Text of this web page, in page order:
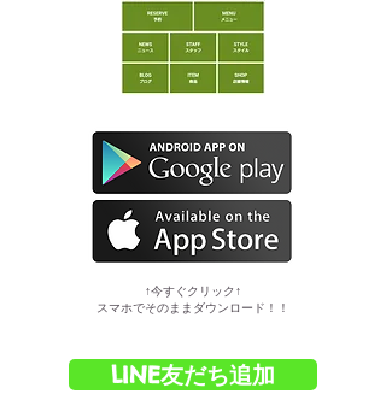
​↑今すぐクリック↑
スマホでそのままダウンロード！！
LINE友だち追加